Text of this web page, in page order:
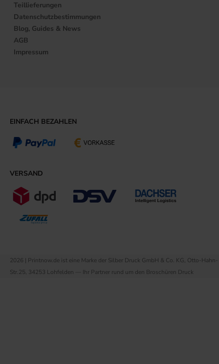
Teillieferungen
Datenschutzbestimmungen
Blog, Guides & News
AGB
Impressum
EINFACH BEZAHLEN
VERSAND
2026 | Printnow.de ist eine Marke der Silber Druck GmbH & Co. KG, Otto-Hahn-
Str.25, 34253 Lohfelden — Ihr Partner rund um den Broschüren Druck